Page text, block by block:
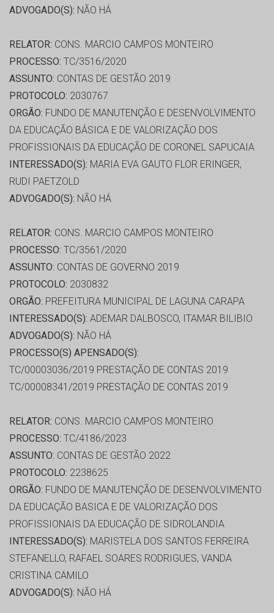
ADVOGADO(S): NÃO HÁ
RELATOR: CONS. MARCIO CAMPOS MONTEIRO
PROCESSO: TC/3516/2020
ASSUNTO: CONTAS DE GESTÃO 2019
PROTOCOLO: 2030767
ORGÃO: FUNDO DE MANUTENÇÃO E DESENVOLVIMENTO
DA EDUCAÇÃO BÁSICA E DE VALORIZAÇÃO DOS
PROFISSIONAIS DA EDUCAÇÃO DE CORONEL SAPUCAIA
INTERESSADO(S): MARIA EVA GAUTO FLOR ERINGER,
RUDI PAETZOLD
ADVOGADO(S): NÃO HÁ
RELATOR: CONS. MARCIO CAMPOS MONTEIRO
PROCESSO: TC/3561/2020
ASSUNTO: CONTAS DE GOVERNO 2019
PROTOCOLO: 2030832
ORGÃO: PREFEITURA MUNICIPAL DE LAGUNA CARAPA
INTERESSADO(S): ADEMAR DALBOSCO, ITAMAR BILIBIO
ADVOGADO(S): NÃO HÁ
PROCESSO(S) APENSADO(S):
TC/00003036/2019 PRESTAÇÃO DE CONTAS 2019
TC/00008341/2019 PRESTAÇÃO DE CONTAS 2019
RELATOR: CONS. MARCIO CAMPOS MONTEIRO
PROCESSO: TC/4186/2023
ASSUNTO: CONTAS DE GESTÃO 2022
PROTOCOLO: 2238625
ORGÃO: FUNDO DE MANUTENÇÃO DE DESENVOLVIMENTO
DA EDUCAÇÃO BASICA E DE VALORIZAÇÃO DOS
PROFISSIONAIS DA EDUCAÇÃO DE SIDROLANDIA
INTERESSADO(S): MARISTELA DOS SANTOS FERREIRA
STEFANELLO, RAFAEL SOARES RODRIGUES, VANDA
CRISTINA CAMILO
ADVOGADO(S): NÃO HÁ